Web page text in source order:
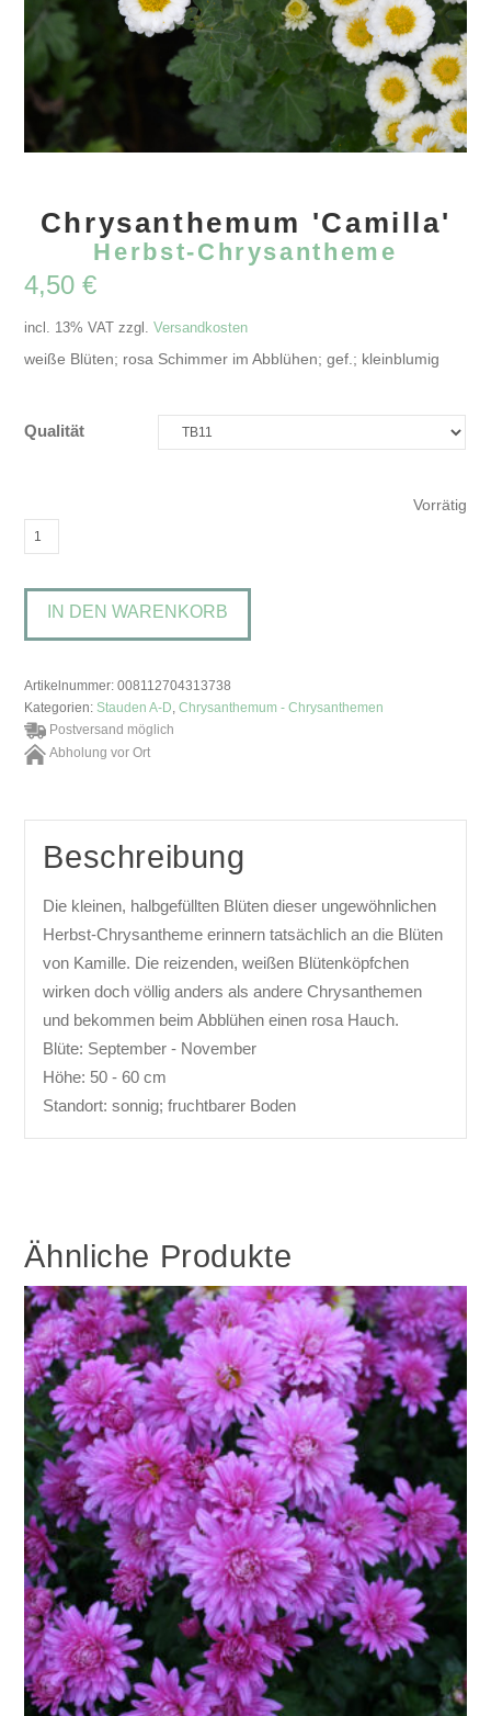
Chrysanthemum 'Camilla'
Herbst-Chrysantheme
4,50€
incl. 13% VAT zzgl.Versandkosten
weiße Blüten; rosa Schimmer im Abblühen; gef.; kleinblumig
Qualität
Vorrätig
Chrysanthemum
Chrysantheme
MengeIN DEN WARENKORB
Artikelnummer:008112704313738
Kategorien: Stauden A-D ,Chrysanthemum - Chrysanthemen
Postversand möglich
Abholung vor Ort
Beschreibung
Die kleinen, halbgefüllten Blüten dieser ungewöhnlichen
Herbst-Chrysantheme erinnern tatsächlich an die Blüten
von Kamille. Die reizenden, weißen Blütenköpfchen
wirken doch völlig anders als andere Chrysanthemen
und bekommen beim Abblühen einen rosa Hauch.
Blüte: September - November
Höhe: 50 - 60 cm
Standort: sonnig; fruchtbarer Boden
Ähnliche Produkte